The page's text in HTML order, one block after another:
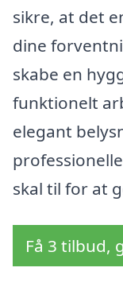
sikre, at det
dine
skabe en
funktionelt
elegant
skal til for at
Få 3 tilbud,